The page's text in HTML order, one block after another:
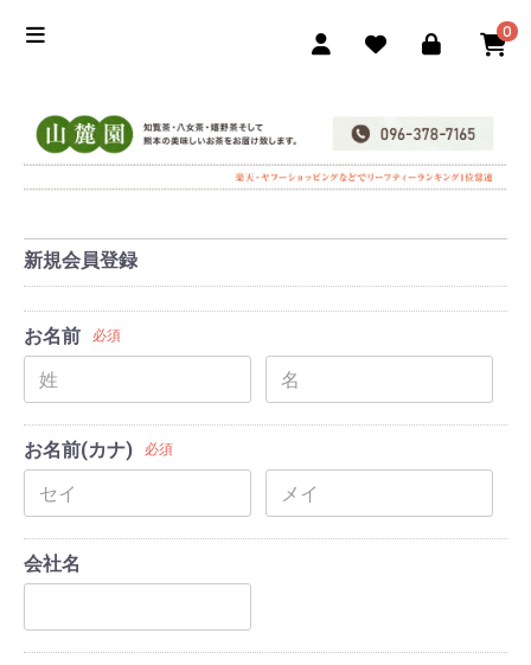
0
新規会員登録
お名前 必須
お名前(カナ) 必須
会社名